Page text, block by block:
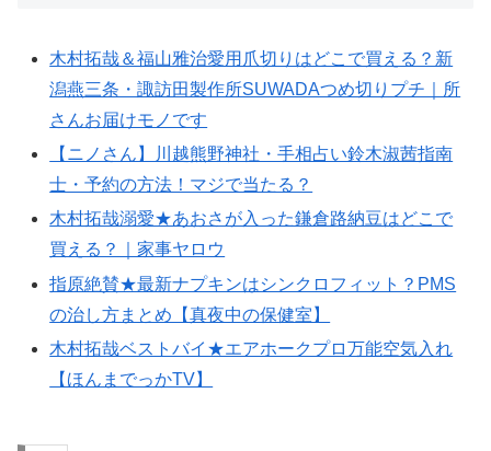
木村拓哉＆福山雅治愛用爪切りはどこで買える？新
潟燕三条・諏訪田製作所SUWADAつめ切りプチ｜所
さんお届けモノです
【ニノさん】川越熊野神社・手相占い鈴木淑茜指南
士・予約の方法！マジで当たる？
木村拓哉溺愛★あおさが入った鎌倉路納豆はどこで
買える？｜家事ヤロウ
指原絶賛★最新ナプキンはシンクロフィット？PMS
の治し方まとめ【真夜中の保健室】
木村拓哉ベストバイ★エアホークプロ万能空気入れ
【ほんまでっかTV】